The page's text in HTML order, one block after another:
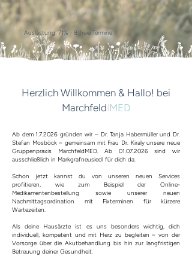
Auslastung: 71% · 8 freie Termine
Herzlich Willkommen & Hallo! bei
MarchfeldIMED
Ab dem 1.7.2026 gründen wir – Dr. Tanja Habermüller und Dr.
Stefan Mosböck – gemeinsam mit Frau Dr. Kiraly unsere neue
Gruppenpraxis MarchfeldMED. Ab 01.07.2026sind wir
ausschließlich in Markgrafneusiedl für dich da.
Schon jetzt kannst du von unseren neuen Services
profitieren, wie zum Beispiel der Online-
Medikamentenbestellung sowie unserer neuen
Nachmittagsordination mit Fixterminen für kürzere
Wartezeiten.
Als deine Hausärzte ist es uns besonders wichtig, dich
individuell, kompetent und mit Herz zu begleiten – von der
Vorsorge über die Akutbehandlung bis hin zur langfristigen
Betreuung deiner Gesundheit.